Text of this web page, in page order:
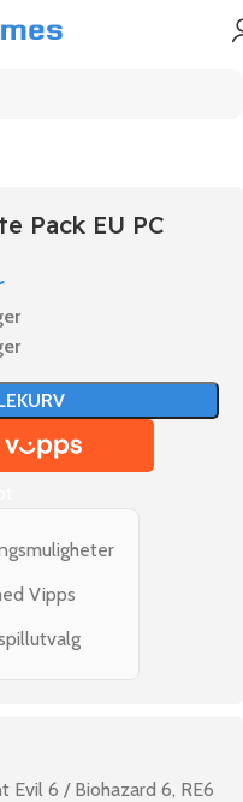
Pack EU PC
Vipps
6 / Biohazard 6, RE6